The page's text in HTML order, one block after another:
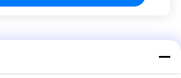
Kemasan Kertas Kotak Hadiah Gadis